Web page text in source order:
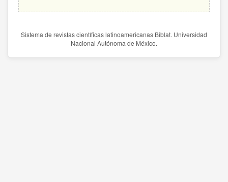
Sistema de revistas científicas latinoamericanas Biblat. Universidad
Nacional Autónoma de México.